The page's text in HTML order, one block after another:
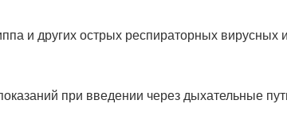
и других острых респираторных вирусных
при введении через дыхательные